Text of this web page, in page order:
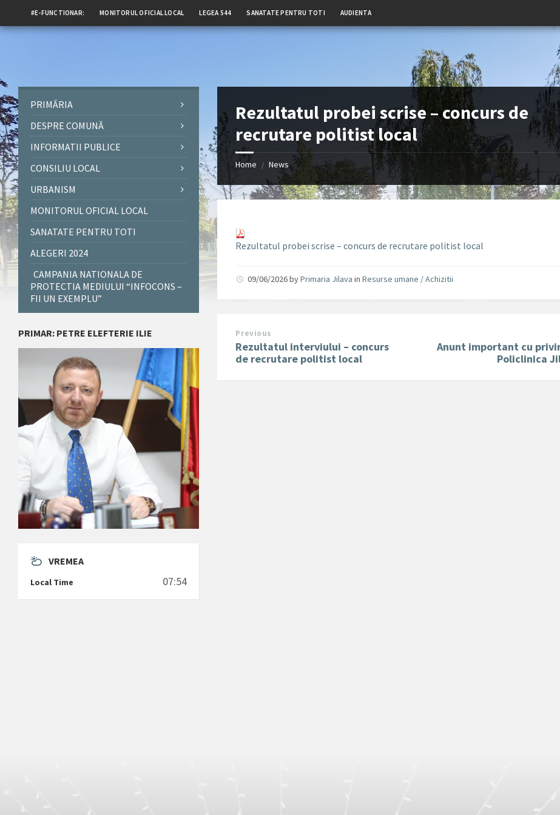
#E-FUNCTIONAR: MONITORUL OFICIAL LOCAL LEGEA 544 SANATATE PENTRU TOTI AUDIENTA
Rezultatul probei scrise – concurs de
recrutare politist local
Home / News
Rezultatul probei scrise – concurs de recrutare politist local
09/06/2026byPrimaria Jilava inResurse umane / Achizitii
Previous
Rezultatul interviului – concurs
de recrutare politist local
Anunt important cu
Policlinica
PRIMĂRIA
DESPRE COMUNĂ
INFORMATII PUBLICE
CONSILIU LOCAL
URBANISM
MONITORUL OFICIAL LOCAL
SANATATE PENTRU TOTI
ALEGERI 2024
CAMPANIA NATIONALA DE
PROTECTIA MEDIULUI “INFOCONS –
FII UN EXEMPLU”
PRIMAR: PETRE ELEFTERIE ILIE
VREMEA
Local Time 07:54